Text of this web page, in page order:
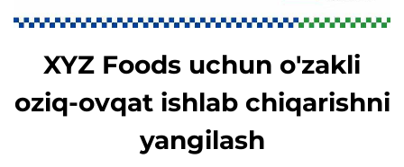
XYZ Foods uchun o'zakli
oziq-ovqat ishlab chiqarishni
yangilash